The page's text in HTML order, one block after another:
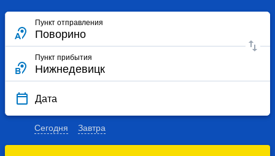
Пункт отправления
Пункт прибытия
Дата
Сегодня Завтра